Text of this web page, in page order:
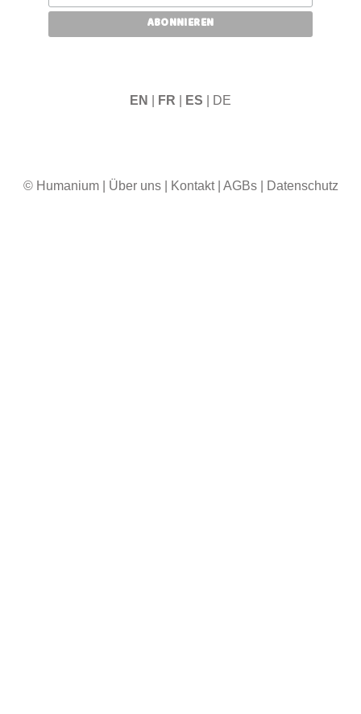
EN FR ES | DE
© Humanium| Über uns| Kontakt| AGBs| Datenschutz